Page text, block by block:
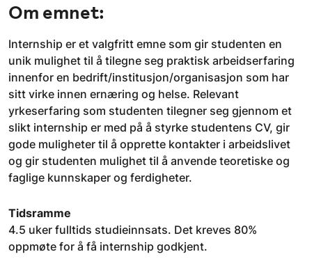
Om emnet:
Internship er et valgfritt emne som gir studenten en
unik mulighet til å tilegne seg praktisk arbeidserfaring
innenfor en bedrift/institusjon/organisasjon som har
sitt virke innen ernæring og helse. Relevant
yrkeserfaring som studenten tilegner seg gjennom et
slikt internship er med på å styrke studentens CV, gir
gode muligheter til å opprette kontakter i arbeidslivet
og gir studenten mulighet til å anvende teoretiske og
faglige kunnskaper og ferdigheter.
Tidsramme
4.5 uker fulltids studieinnsats. Det kreves 80%
oppmøte for å få internship godkjent.